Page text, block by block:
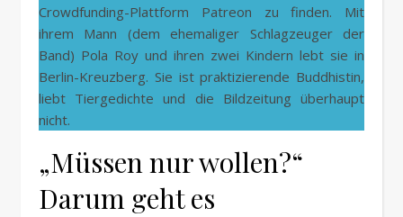
Crowdfunding-Plattform Patreon zu finden. Mit
ihrem Mann (dem ehemaliger Schlagzeuger der
Band) Pola Roy und ihren zwei Kindern lebt sie in
Berlin-Kreuzberg. Sie ist praktizierende Buddhistin,
liebt Tiergedichte und die Bildzeitung überhaupt
nicht.
„Müssen nur wollen?“
Darum geht es